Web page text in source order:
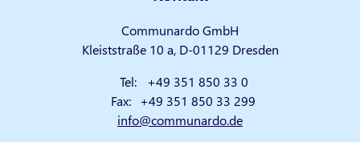
Communardo GmbH
Kleiststraße 10 a, D-01129 Dresden
Tel:
+49 351 850 33 0
Fax: +49 351 850 33 299
info@communardo.de